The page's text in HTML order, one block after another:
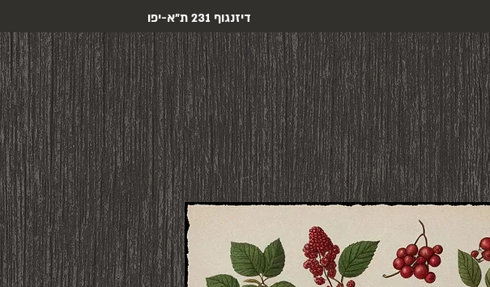
דיזנגוף 231 ת"א-יפו